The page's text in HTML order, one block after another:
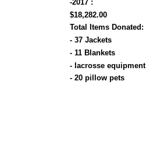
-2017 :
$18,282.00
Total Items Donated:
- 37 Jackets
- 11 Blankets
- lacrosse equipment
- 20 pillow pets